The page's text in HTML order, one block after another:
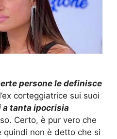
persone le definisce
corteggiatrice sui suoi
a tanta ipocrisia
Certo, è pur vero che
quindi non è detto che si